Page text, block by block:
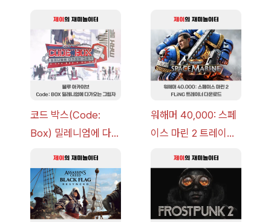
코드 박스(Code:
Box) 밀레니엄에 다가
략 [복각] | 블루 아카
이브
워해머 40,000: 스페
이스 마린 2 트레이너
v14.0+] 다운로드